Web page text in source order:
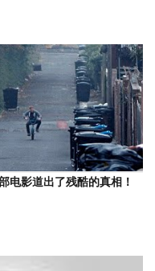
电影道出了残酷的真相！